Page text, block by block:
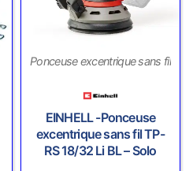
Ponceuse excentrique sans fil
EINHELL -Ponceuse
excentrique sans fil TP-
RS 18/32 Li BL – Solo